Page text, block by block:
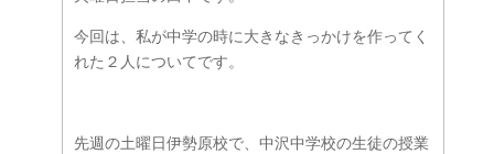
今回は、私が中学の時に大きなきっかけを作ってく
れた２人についてです。
先週の土曜日伊勢原校で、中沢中学校の生徒の授業